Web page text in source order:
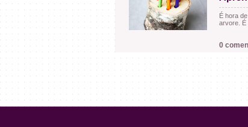
É hora
arvore. É
0